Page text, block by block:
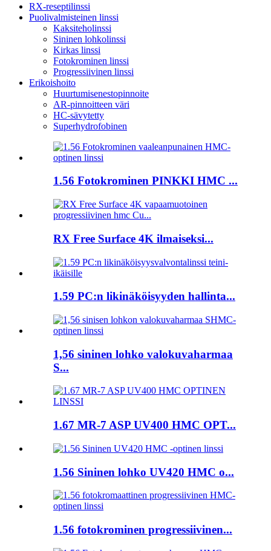
RX-reseptilinssi
Puolivalmisteinen linssi
Kaksiteholinssi
Sininen lohkolinssi
Kirkas linssi
Fotokrominen linssi
Progressiivinen linssi
Erikoishoito
Huurtumisenestopinnoite
AR-pinnoitteen väri
HC-sävytetty
Superhydrofobinen
1.56 Fotokrominen PINKKI HMC ...
RX Free Surface 4K ilmaiseksi...
1.59 PC:n likinäköisyyden hallinta...
1,56 sininen lohko valokuvaharmaa
S...
1.67 MR-7 ASP UV400 HMC OPT...
1.56 Sininen lohko UV420 HMC o...
1.56 fotokrominen progressiivinen...